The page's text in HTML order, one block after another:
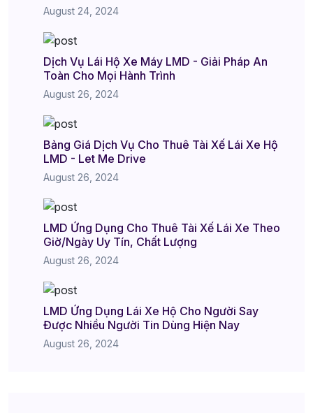
August 24, 2024
Dịch Vụ Lái Hộ Xe Máy LMD - Giải Pháp An
Toàn Cho Mọi Hành Trình
August 26, 2024
Bảng Giá Dịch Vụ Cho Thuê Tài Xế Lái Xe Hộ
LMD - Let Me Drive
August 26, 2024
LMD Ứng Dụng Cho Thuê Tài Xế Lái Xe Theo
Giờ/Ngày Uy Tín, Chất Lượng
August 26, 2024
LMD Ứng Dụng Lái Xe Hộ Cho Người Say
Được Nhiều Người Tin Dùng Hiện Nay
August 26, 2024